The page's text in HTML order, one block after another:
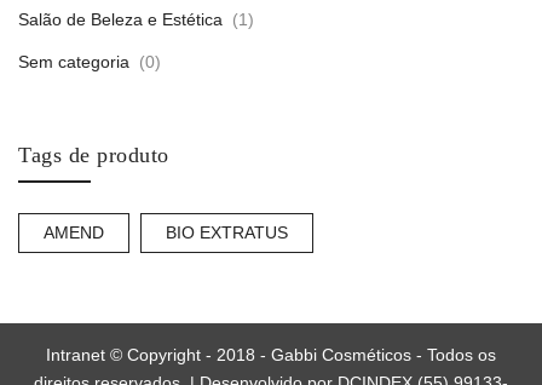
Salão de Beleza e Estética (1)
Sem categoria (0)
Tags de produto
AMEND BIO EXTRATUS
Intranet © Copyright - 2018 - Gabbi Cosméticos - Todos os